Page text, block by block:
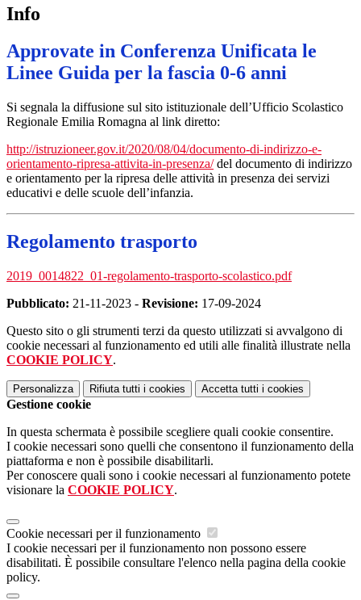
Info
Approvate in Conferenza Unificata le
Linee Guida per la fascia 0-6 anni
Si segnala la diffusione sul sito istituzionale dell’Ufficio Scolastico
Regionale Emilia Romagna al link diretto:
http://istruzioneer.gov.it/2020/08/04/documento-di-indirizzo-e-
orientamento-ripresa-attivita-in-presenza/del documento di indirizzo
e orientamento per la ripresa delle attività in presenza dei servizi
educativi e delle scuole dell’infanzia.
Regolamento trasporto
2019_0014822_01-regolamento-trasporto-scolastico.pdf
Pubblicato: 21-11-2023 - Revisione: 17-09-2024
Questo sito o gli strumenti terzi da questo utilizzati si avvalgono di
cookie necessari al funzionamento ed utili alle finalità illustrate nella
COOKIE POLICY.
Personalizza Rifiuta tutti i cookies Accetta tutti i cookies
Gestione cookie
In questa schermata è possibile scegliere quali cookie consentire.
I cookie necessari sono quelli che consentono il funzionamento della
piattaforma e non è possibile disabilitarli.
Per conoscere quali sono i cookie necessari al funzionamento potete
visionare la COOKIE POLICY.
Cookie necessari per il funzionamento
I cookie necessari per il funzionamento non possono essere
disabilitati. È possibile consultare l'elenco nella pagina della cookie
policy.